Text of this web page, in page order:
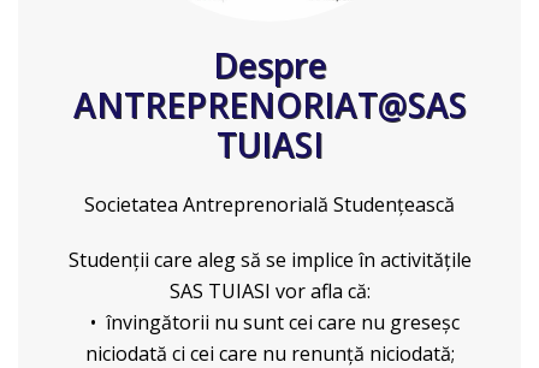
Despre
ANTREPRENORIAT@SAS
TUIASI
Societatea Antreprenorială Studențească
Studenţii care aleg să se implice în activităţile
SAS TUIASI vor afla că:
• învingătorii nu sunt cei care nu greseşc
niciodată ci cei care nu renunţă niciodată;